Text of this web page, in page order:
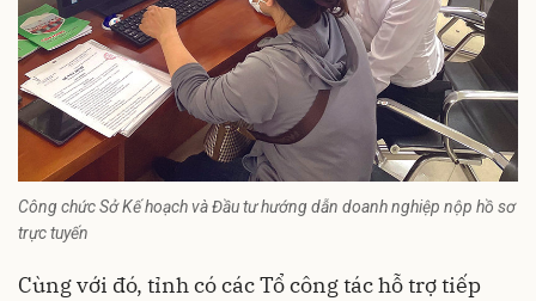
Công chức Sở Kế hoạch và Đầu tư hướng dẫn doanh nghiệp nộp hồ sơ
trực tuyến
Cùng với đó, tỉnh có các Tổ công tác hỗ trợ tiếp